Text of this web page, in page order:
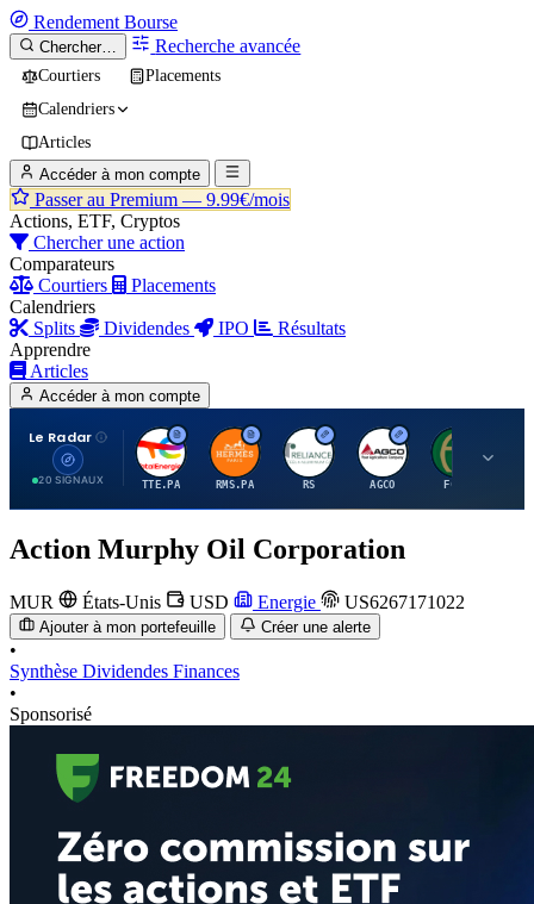
Rendement Bourse
Chercher… Recherche avancée
Courtiers
Placements
Calendriers
Articles
Accéder à mon compte
Passer au Premium — 9.99€/mois
Actions, ETF, Cryptos
Chercher une action
Comparateurs
Courtiers
Placements
Calendriers
Splits
Dividendes IPO
Résultats
Apprendre
Articles
Accéder à mon compte
Le Radar
20 SIGNAUX
T
TTE.PA
H
RMS.PA
R
RS
A
AGCO FCFS
Action Murphy Oil Corporation
MUR États-Unis USD Energie US6267171022
Ajouter à mon portefeuille Créer une alerte
•
Synthèse Dividendes Finances
•
Sponsorisé